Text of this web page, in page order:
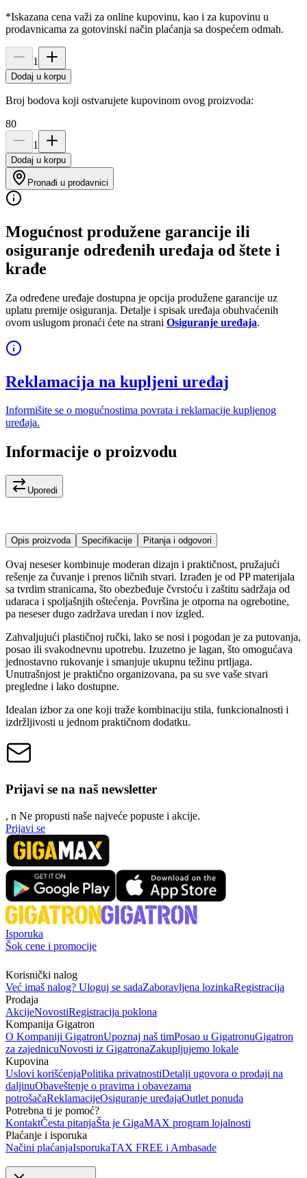
*Iskazana cena važi za online kupovinu, kao i za kupovinu u
prodavnicama za gotovinski način plaćanja sa dospećem odmah.
1
Dodaj u korpu
Broj bodova koji ostvarujete kupovinom ovog proizvoda:
80
1
Dodaj u korpu
Pronađi u prodavnici
Mogućnost produžene garancije ili
osiguranje određenih uređaja od štete i
krađe
Za određene uređaje dostupna je opcija produžene garancije uz
uplatu premije osiguranja. Detalje i spisak uređaja obuhvaćenih
ovom uslugom pronaći ćete na strani Osiguranje uređaja.
Reklamacija na kupljeni uređaj
Informišite se o mogućnostima povrata i reklamacije kupljenog
uređaja.
Informacije o proizvodu
Uporedi
Opis proizvoda Specifikacije Pitanja i odgovori
Ovaj neseser kombinuje moderan dizajn i praktičnost, pružajući
rešenje za čuvanje i prenos ličnih stvari. Izrađen je od PP materijala
sa tvrdim stranicama, što obezbeđuje čvrstoću i zaštitu sadržaja od
udaraca i spoljašnjih oštećenja. Površina je otporna na ogrebotine,
pa neseser dugo zadržava uredan i nov izgled.
Zahvaljujući plastičnoj ručki, lako se nosi i pogodan je za putovanja,
posao ili svakodnevnu upotrebu. Izuzetno je lagan, što omogućava
jednostavno rukovanje i smanjuje ukupnu težinu prtljaga.
Unutrašnjost je praktično organizovana, pa su sve vaše stvari
pregledne i lako dostupne.
Idealan izbor za one koji traže kombinaciju stila, funkcionalnosti i
izdržljivosti u jednom praktičnom dodatku.
Prijavi se na naš newsletter
, n Ne propusti naše najveće popuste i akcije.
Prijavi se
Isporuka
Šok cene i promocije
Korisnički nalog
Već imaš nalog? Uloguj se sadaZaboravljena lozinkaRegistracija
Prodaja
AkcijeNovostiRegistracija poklona
Kompanija Gigatron
O Kompaniji GigatronUpoznaj naš timPosao u GigatronuGigatron
za zajednicuNovosti iz GigatronaZakupljujemo lokale
Kupovina
Uslovi korišćenjaPolitika privatnostiDetalji ugovora o prodaji na
daljinuObaveštenje o pravima i obavezama
potrošačaReklamacijeOsiguranje uređajaOutlet ponuda
Potrebna ti je pomoć?
KontaktČesta pitanjaŠta je GigaMAX program lojalnosti
Plaćanje i isporuka
Načini plaćanjaIsporukaTAX FREE i Ambasade